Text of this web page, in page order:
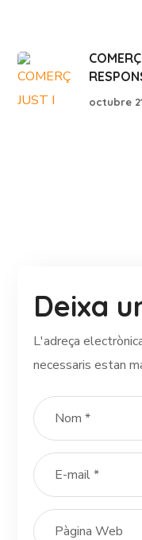
octubre
Deixa
L'adreça
necessaris estan